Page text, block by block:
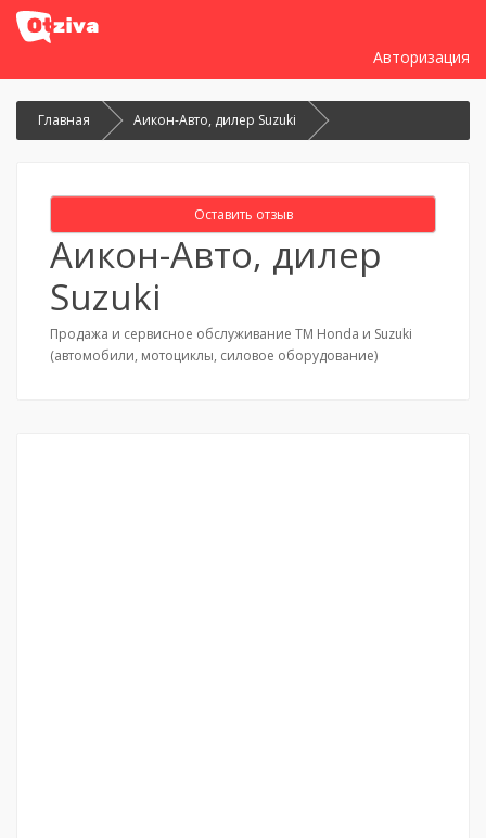
Авторизация
Главная Аикон-Авто, дилер Suzuki
Оставить отзыв
Аикон-Авто, дилер
Suzuki
Продажа и сервисное обслуживание ТМ Honda и Suzuki
(автомобили, мотоциклы, силовое оборудование)